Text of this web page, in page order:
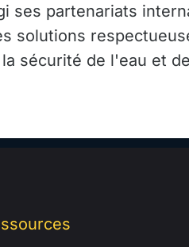
ses partenariats
solutions
sécurité de l'eau et